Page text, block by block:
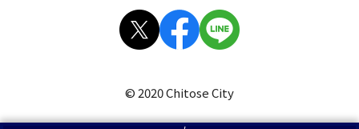
公式SNS
© 2020 Chitose City